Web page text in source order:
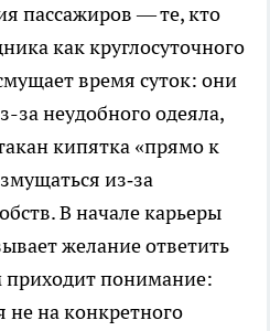
пассажиров — те, кто
как круглосуточного
время суток: они
за неудобного одеяла,
кипятка «прямо к
из‑за
В начале карьеры
желание ответить
приходит понимание:
не на конкретного